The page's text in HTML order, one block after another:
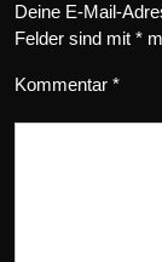
Deine E-Mail-
Felder sind mit *
Kommentar *